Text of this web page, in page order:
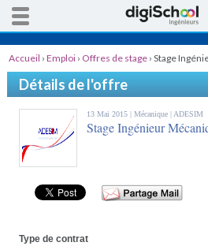
Accueil › Emploi › Offres de stage › Stage
Détails de l'offre
13 Mai 2015 | Mécanique | ADESIM
Stage Ingénieur
Type de contrat